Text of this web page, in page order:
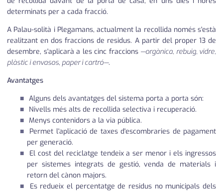
determinats per a cada fracció.
A Palau-solità i Plegamans, actualment la recollida només s'està
realitzant en dos fraccions de residus. A partir del proper 13 de
desembre, s'aplicarà a les cinc fraccions —orgànica, rebuig, vidre,
plàstic i envasos, paper i cartró—.
Avantatges
Alguns dels avantatges del sistema porta a porta són:
Nivells més alts de recollida selectiva i recuperació.
Menys contenidors a la via pública.
Permet l'aplicació de taxes d'escombraries de pagament
per generació.
El cost del reciclatge tendeix a ser menor i els ingressos
per sistemes integrats de gestió, venda de materials i
retorn del cànon majors.
Es redueix el percentatge de residus no municipals dels